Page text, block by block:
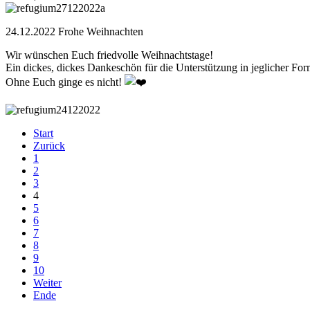
24.12.2022 Frohe Weihnachten
Wir wünschen Euch friedvolle Weihnachtstage!
Ein dickes, dickes Dankeschön für die Unterstützung in jeglicher
Ohne Euch ginge es nicht!
Start
Zurück
1
2
3
4
5
6
7
8
9
10
Weiter
Ende